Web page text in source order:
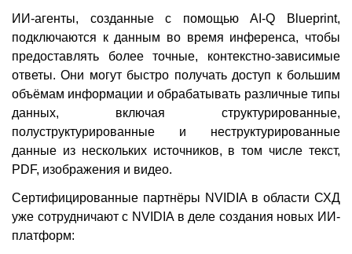
ИИ-агенты, созданные с помощью AI-Q Blueprint,
подключаются к данным во время инференса, чтобы
предоставлять более точные, контекстно-зависимые
ответы. Они могут быстро получать доступ к большим
объёмам информации и обрабатывать различные типы
данных, включая структурированные,
полуструктурированные и неструктурированные
данные из нескольких источников, в том числе текст,
PDF, изображения и видео.
Сертифицированные партнёры NVIDIA в области СХД
уже сотрудничают с NVIDIA в деле создания новых ИИ-
платформ: